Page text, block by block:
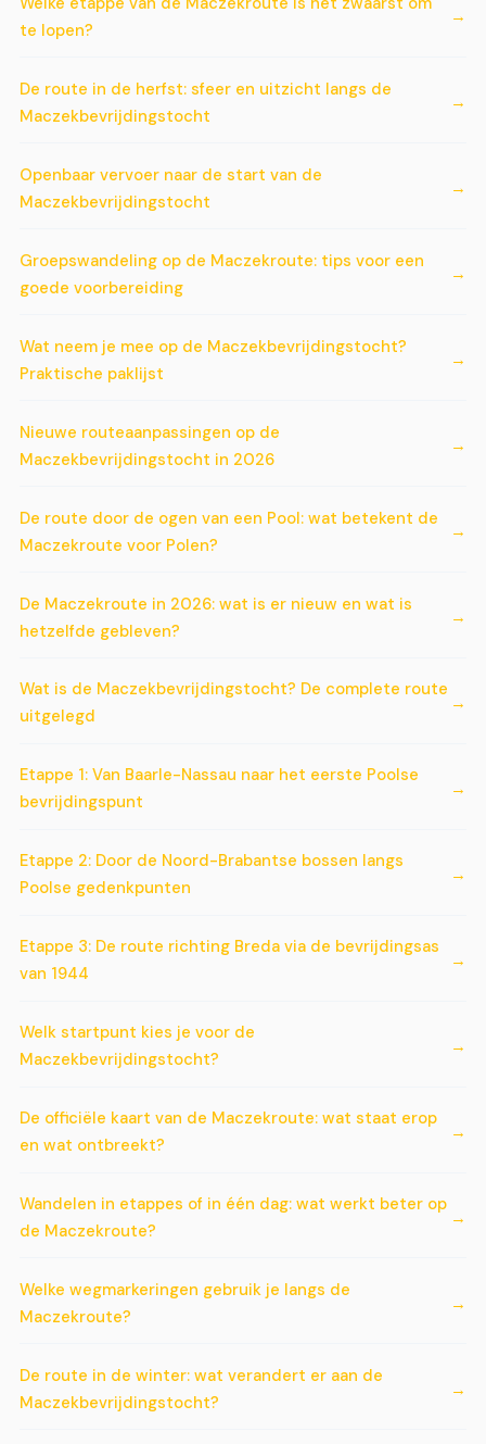
te lopen?
De route in de herfst: sfeer en uitzicht langs de
Maczekbevrijdingstocht
Openbaar vervoer naar de start van de
Maczekbevrijdingstocht
Groepswandeling op de Maczekroute: tips voor een
goede voorbereiding
Wat neem je mee op de Maczekbevrijdingstocht?
Praktische paklijst
Nieuwe routeaanpassingen op de
Maczekbevrijdingstocht in 2026
De route door de ogen van een Pool: wat betekent de
Maczekroute voor Polen?
De Maczekroute in 2026: wat is er nieuw en wat is
hetzelfde gebleven?
Wat is de Maczekbevrijdingstocht? De complete route
uitgelegd
Etappe 1: Van Baarle-Nassau naar het eerste Poolse
bevrijdingspunt
Etappe 2: Door de Noord-Brabantse bossen langs
Poolse gedenkpunten
Etappe 3: De route richting Breda via de bevrijdingsas
van 1944
Welk startpunt kies je voor de
Maczekbevrijdingstocht?
De officiële kaart van de Maczekroute: wat staat erop
en wat ontbreekt?
Wandelen in etappes of in één dag: wat werkt beter op
de Maczekroute?
Welke wegmarkeringen gebruik je langs de
Maczekroute?
De route in de winter: wat verandert er aan de
Maczekbevrijdingstocht?